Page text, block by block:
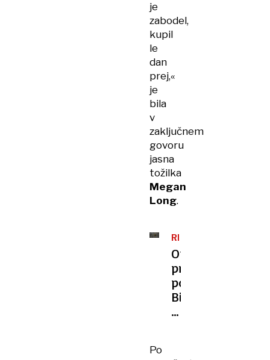
je
zabodel,
kupil
le
dan
prej,«
je
bila
v
zaključnem
govoru
jasna
tožilka
Megan
Long.
REDKA
MOTNJA
Opuščeni
primer
posilstva:
Bi
žrtev
Po